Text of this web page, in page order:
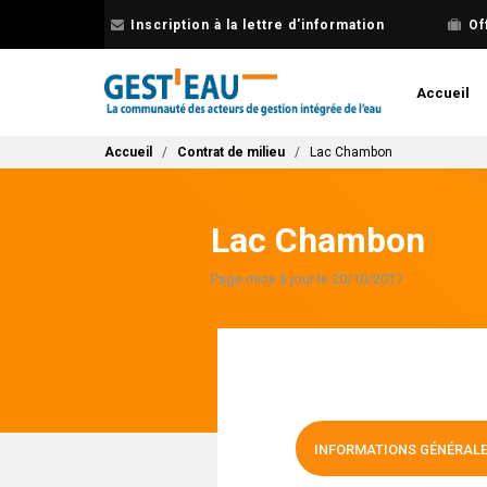
Inscription à la lettre d'information
Accueil
Fil d'Ariane
Accueil Contrat de milieu Lac Chambon
Lac Chambon
Page mise à jour le 20/10/2017
INFORMATIONS